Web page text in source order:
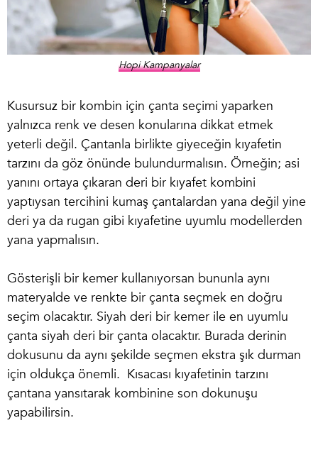
Hopi Kampanyalar
Kusursuz bir kombin için çanta seçimi yaparken
yalnızca renk ve desen konularına dikkat etmek
yeterli değil. Çantanla birlikte giyeceğin kıyafetin
tarzını da göz önünde bulundurmalısın. Örneğin; asi
yanını ortaya çıkaran deri bir kıyafet kombini
yaptıysan tercihini kumaş çantalardan yana değil yine
deri ya da rugan gibi kıyafetine uyumlu modellerden
yana yapmalısın.
Gösterişli bir kemer kullanıyorsan bununla aynı
materyalde ve renkte bir çanta seçmek en doğru
seçim olacaktır. Siyah deri bir kemer ile en uyumlu
çanta siyah deri bir çanta olacaktır. Burada derinin
dokusunu da aynı şekilde seçmen ekstra şık durman
için oldukça önemli. Kısacası kıyafetinin tarzını
çantana yansıtarak kombinine son dokunuşu
yapabilirsin.